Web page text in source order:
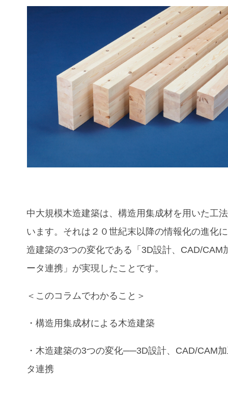
中大規模木造建築は、構造用集成材を用いた工
います。それは２０世紀末以降の情報化の進化
造建築の3つの変化である「3D設計、CAD/CAM
ータ連携」が実現したことです。
＜このコラムでわかること＞
・構造用集成材による木造建築
・木造建築の3つの変化──3D設計、CAD/CAM
タ連携